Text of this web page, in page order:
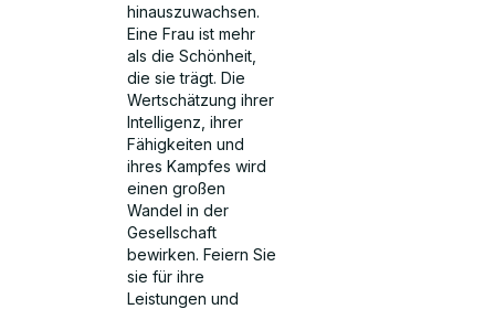
hinauszuwachsen.
Eine Frau ist mehr
als die Schönheit,
die sie trägt. Die
Wertschätzung ihrer
Intelligenz, ihrer
Fähigkeiten und
ihres Kampfes wird
einen großen
Wandel in der
Gesellschaft
bewirken. Feiern Sie
sie für ihre
Leistungen und